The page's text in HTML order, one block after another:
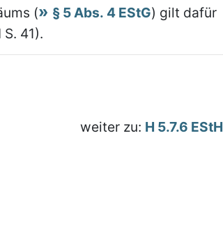
(
§ 5 Abs. 4 EStG) gilt dafür
41).
weiter zu: H 5.7.6 EStH